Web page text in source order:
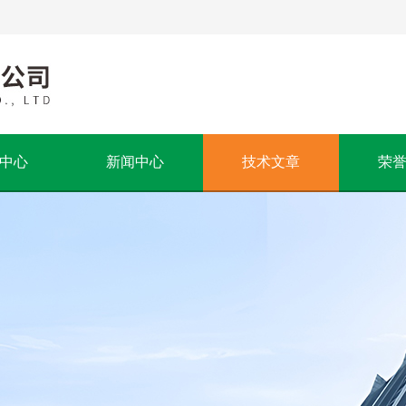
心 新闻中心 技术文章 荣